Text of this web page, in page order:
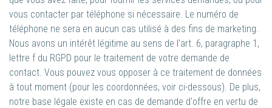
vous contacter par téléphone si nécessaire. Le numéro de
téléphone ne sera en aucun cas utilisé à des fins de marketing.
Nous avons un intérêt légitime au sens de l'art. 6, paragraphe 1,
lettre f du RGPD pour le traitement de votre demande de
contact. Vous pouvez vous opposer à ce traitement de données
à tout moment (pour les coordonnées, voir ci-dessous). De plus,
notre base légale existe en cas de demande d'offre en vertu de